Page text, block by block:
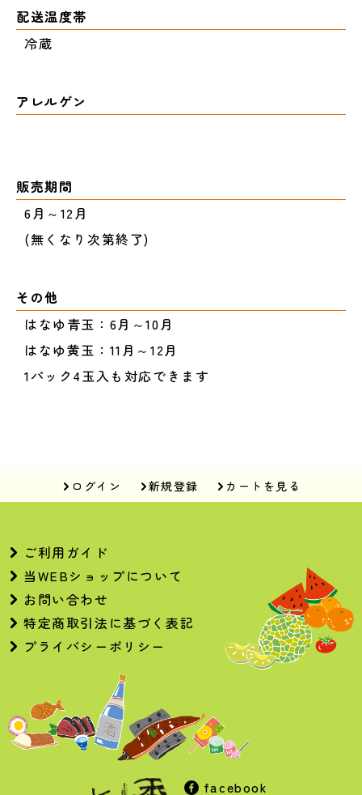
配送温度帯
冷蔵
アレルゲン
販売期間
6月～12月
(無くなり次第終了)
その他
はなゆ青玉：6月～10月
はなゆ黄玉：11月～12月
1パック4玉入も対応できます
ログイン 新規登録 カートを見る
facebook
ご利用ガイド
当WEBショップについて
お問い合わせ
特定商取引法に基づく表記
プライバシーポリシー